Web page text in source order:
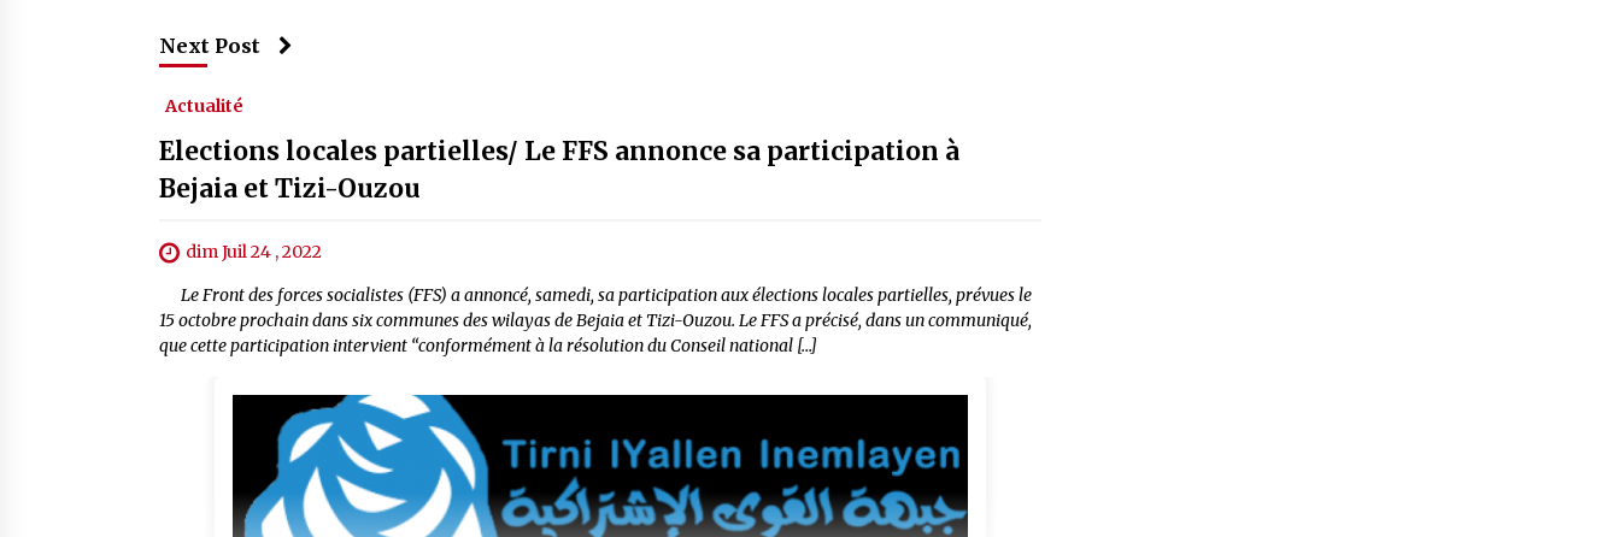
Next Post
Actualité
Elections locales partielles/ Le FFS annonce sa participation à
Bejaia et Tizi-Ouzou
dim Juil 24 , 2022
Le Front des forces socialistes (FFS) a annoncé, samedi, sa participation aux élections locales partielles, prévues le
15 octobre prochain dans six communes des wilayas de Bejaia et Tizi-Ouzou. Le FFS a précisé, dans un communiqué,
que cette participation intervient “conformément à la résolution du Conseil national […]